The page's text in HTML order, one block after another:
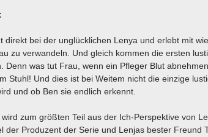
direkt bei der unglücklichen Lenya und erlebt mit
zu verwandeln. Und gleich kommen die ersten
Denn was tut Frau, wenn ein Pfleger Blut
Stuhl! Und dies ist bei Weitem nicht die einzige
und ob Ben sie endlich erkennt.
zum größten Teil aus der Ich-Perspektive von
der Produzent der Serie und Lenjas bester